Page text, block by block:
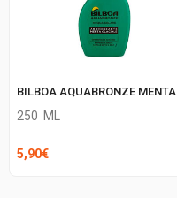
BILBOA AQUABRONZE MENTA
250 ML
5,90€